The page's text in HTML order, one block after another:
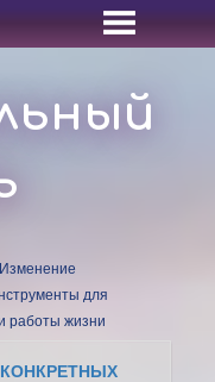
Изменение
для
работы жизни